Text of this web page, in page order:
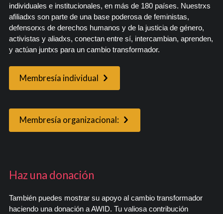
individuales e institucionales, en más de 180 países. Nuestrxs
afiliadxs son parte de una base poderosa de feministas,
defensorxs de derechos humanos y de la justicia de género,
activistas y aliadxs, conectan entre sí, intercambian, aprenden,
y actúan juntxs para un cambio transformador.
Membresía individual
Membresía organizacional:
Haz una donación
También puedes mostrar su apoyo al cambio transformador
haciendo una donación a AWID. Tu valiosa contribución